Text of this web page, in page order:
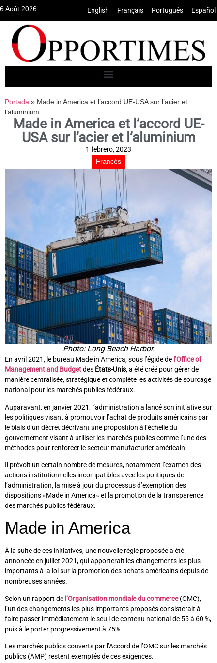
6 Août 2026 English Français Português Español
Portada » Made in America et l’accord UE-USA sur l’acier et
l’aluminium
Made in America et l’accord UE-
USA sur l’acier et l’aluminium
1 febrero, 2023
Francés
Photo: Long Beach Harbor.
En avril 2021, le bureau Made in America, sous l’égide de l’Office of
Management and Budgetdes États-Unis, a été créé pour gérer de
manière centralisée, stratégique et complète les activités de sourçage
national pour les marchés publics fédéraux.
Auparavant, en janvier 2021, l’administration a lancé son initiative sur
les politiques visant à promouvoir l’achat de produits américains par
le biais d’un décret décrivant une proposition à l’échelle du
gouvernement visant à utiliser les marchés publics comme l’une des
méthodes pour renforcer le secteur manufacturier américain.
Il prévoit un certain nombre de mesures, notamment l’examen des
actions institutionnelles incompatibles avec les politiques de
l’administration, la mise à jour du processus d’exemption des
dispositions «Made in America» et la promotion de la transparence
des marchés publics fédéraux.
Made in America
À la suite de ces initiatives, une nouvelle règle proposée a été
annoncée en juillet 2021, qui apporterait les changements les plus
importants à la loi sur la promotion des achats américains depuis de
nombreuses années.
Selon un rapport de l’Organisation mondiale du commerce(OMC),
l’un des changements les plus importants proposés consisterait à
faire passer immédiatement le seuil de contenu national de 55 à 60 %,
puis à le porter progressivement à 75%.
Les marchés publics couverts par l’Accord de l’OMC sur les marchés
publics (AMP) restent exemptés de ces exigences.